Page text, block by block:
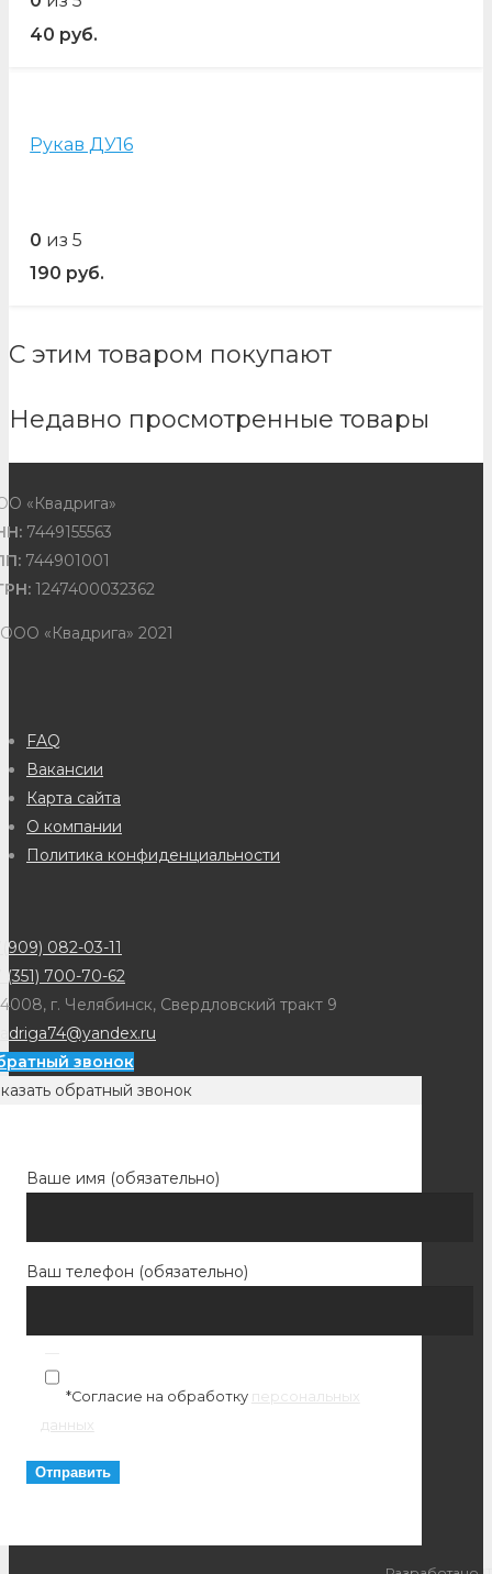
40 руб.
Рукав ДУ16
0 из 5
190 руб.
С этим товаром покупают
Недавно просмотренные товары
«Квадрига»
7449155563
744901001
1247400032362
«Квадрига» 2021
FAQ
Вакансии
Карта сайта
О компании
Политика конфиденциальности
082-03-11
(351) 700-70-62
г. Челябинск, Свердловский тракт 9
звонок
обратный звонок
Ваше имя (обязательно)
Ваш телефон (обязательно)
*Согласие на обработку персональных
данных